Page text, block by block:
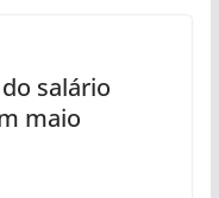
salário
maio